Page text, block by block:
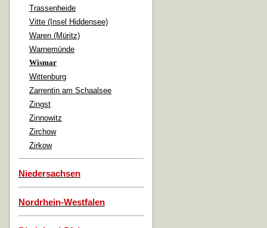
Trassenheide
Vitte (Insel Hiddensee)
Waren (Müritz)
Warnemünde
Wismar
Wittenburg
Zarrentin am Schaalsee
Zingst
Zinnowitz
Zirchow
Zirkow
Niedersachsen
Nordrhein-Westfalen